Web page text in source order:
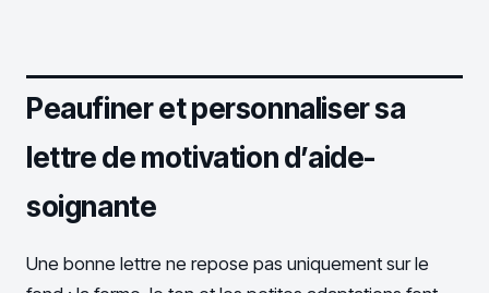
Peaufiner et personnaliser sa
lettre de motivation d’aide-
soignante
Une bonne lettre ne repose pas uniquement sur le